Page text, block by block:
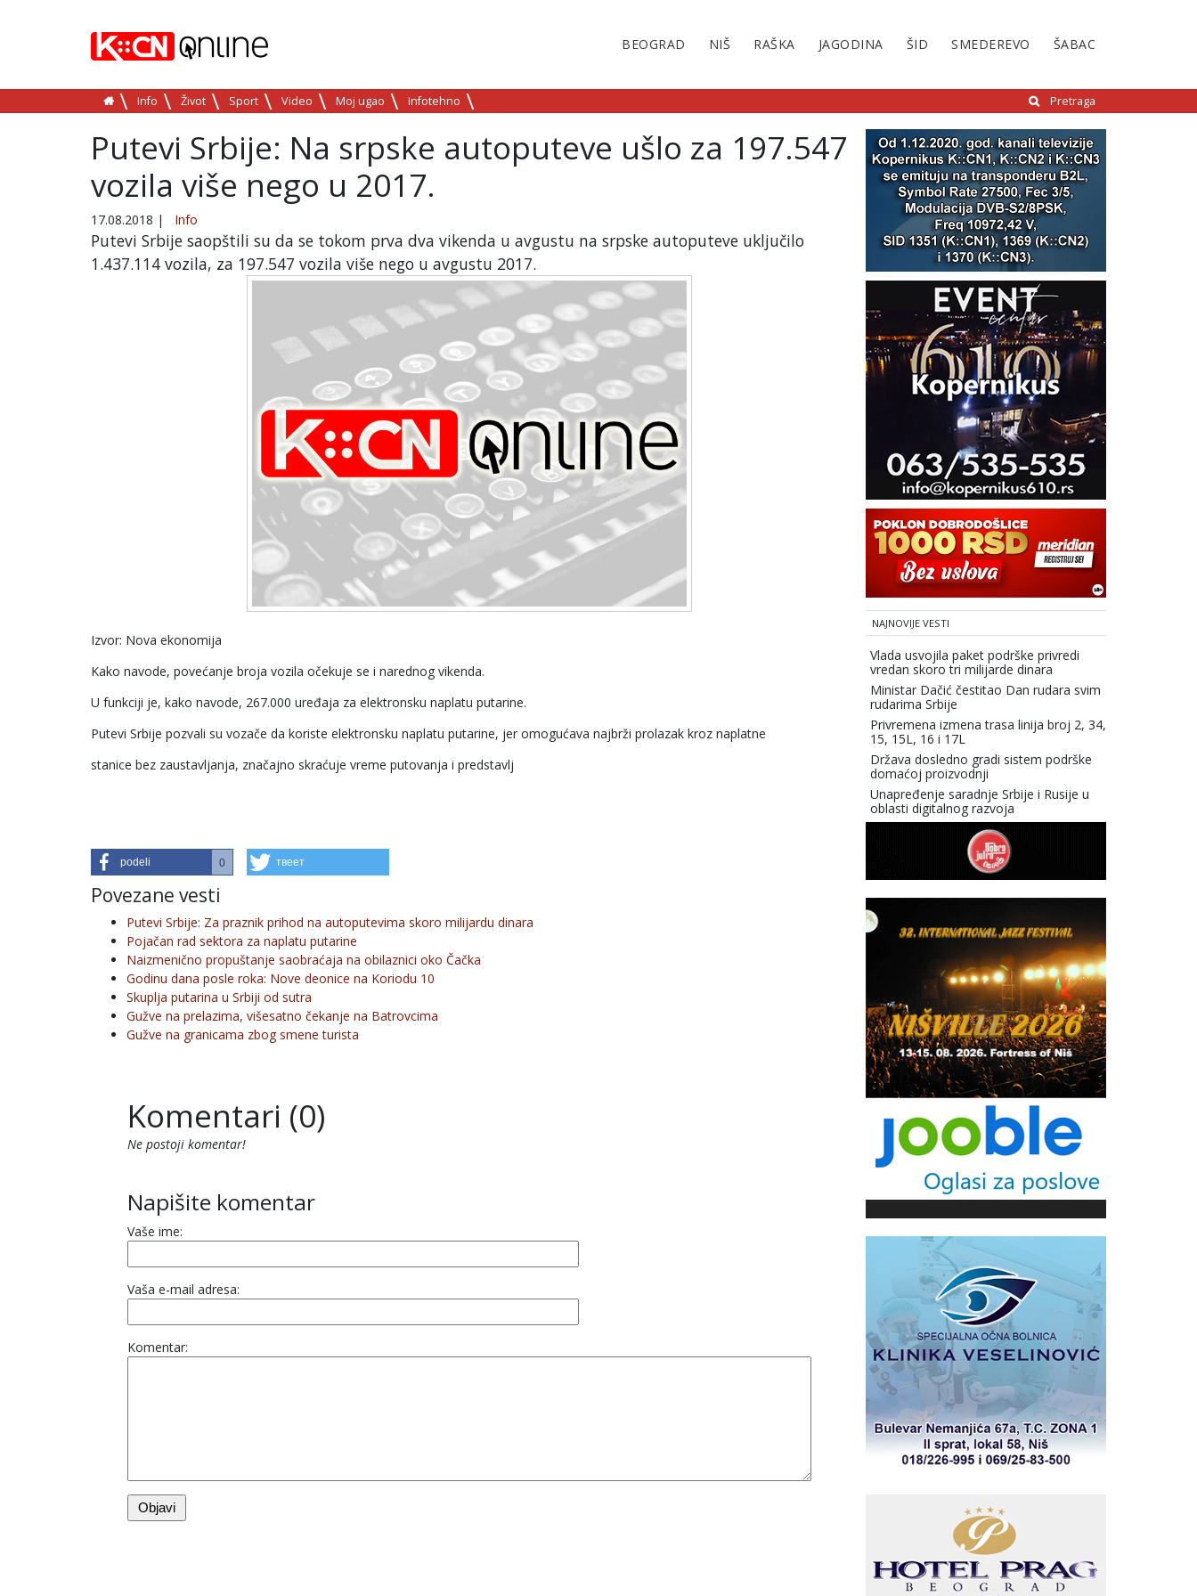
BEOGRAD NIŠ RAŠKA JAGODINA ŠID SMEDEREVO ŠABAC
Info Život Sport Video Moj ugao Infotehno Pretraga
Putevi Srbije: Na srpske autoputeve ušlo za 197.547
vozila više nego u 2017.
17.08.2018 | Info
Putevi Srbije saopštili su da se tokom prva dva vikenda u avgustu na srpske autoputeve uključilo
1.437.114 vozila, za 197.547 vozila više nego u avgustu 2017.
Izvor: Nova ekonomija
Kako navode, povećanje broja vozila očekuje se i narednog vikenda.
U funkciji je, kako navode, 267.000 uređaja za elektronsku naplatu putarine.
Putevi Srbije pozvali su vozače da koriste elektronsku naplatu putarine, jer omogućava najbrži prolazak kroz naplatne
stanice bez zaustavljanja, značajno skraćuje vreme putovanja i predstavlj
podeli 0 твеет
Povezane vesti
Putevi Srbije: Za praznik prihod na autoputevima skoro milijardu dinara
Pojačan rad sektora za naplatu putarine
Naizmenično propuštanje saobraćaja na obilaznici oko Čačka
Godinu dana posle roka: Nove deonice na Koriodu 10
Skuplja putarina u Srbiji od sutra
Gužve na prelazima, višesatno čekanje na Batrovcima
Gužve na granicama zbog smene turista
Komentari (0)
Ne postoji komentar!
Napišite komentar
Vaše ime:
Vaša e-mail adresa:
Komentar:
NAJNOVIJE VESTI
Vlada usvojila paket podrške privredi
vredan skoro tri milijarde dinara
Ministar Dačić čestitao Dan rudara svim
rudarima Srbije
Privremena izmena trasa linija broj 2, 34,
15, 15L, 16 i 17L
Država dosledno gradi sistem podrške
domaćoj proizvodnji
Unapređenje saradnje Srbije i Rusije u
oblasti digitalnog razvoja